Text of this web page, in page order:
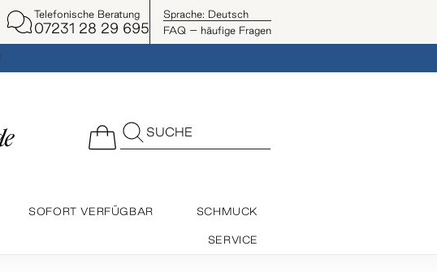
Telefonische Beratung
07231 28 29 695
Sprache: Deutsch
FAQ – häufige Fragen
SUCHE
SOFORT VERFÜGBAR SCHMUCK
SERVICE